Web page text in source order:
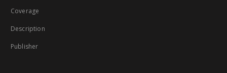
Coverage
Description
Publisher